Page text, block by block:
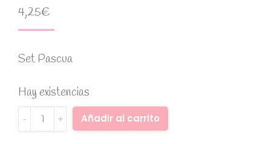
4,25€
Set Pascua
Hay existencias
cortadores
Añadir al carrito